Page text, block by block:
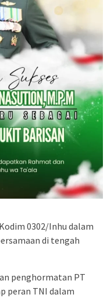
0302/Inhu dalam
di tengah
penghormatan PT
peran TNI dalam